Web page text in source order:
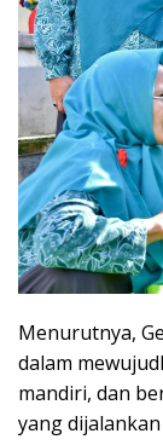
Menurutnya,
dalam
mandiri, dan
yang